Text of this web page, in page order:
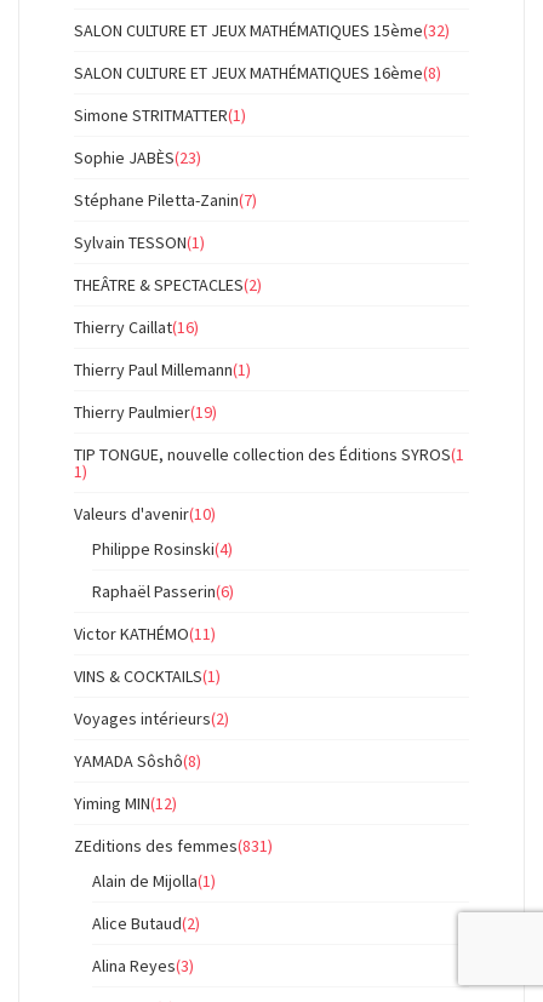
SALON CULTURE ET JEUX MATHÉMATIQUES 15ème(32)
SALON CULTURE ET JEUX MATHÉMATIQUES 16ème(8)
Simone STRITMATTER(1)
Sophie JABÈS(23)
Stéphane Piletta-Zanin(7)
Sylvain TESSON(1)
THEÂTRE & SPECTACLES(2)
Thierry Caillat(16)
Thierry Paul Millemann(1)
Thierry Paulmier(19)
TIP TONGUE, nouvelle collection des Éditions SYROS(1
1)
Valeurs d'avenir(10)
Philippe Rosinski(4)
Raphaël Passerin(6)
Victor KATHÉMO(11)
VINS & COCKTAILS(1)
Voyages intérieurs(2)
YAMADA Sôshô(8)
Yiming MIN(12)
ZEditions des femmes(831)
Alain de Mijolla(1)
Alice Butaud(2)
Alina Reyes(3)